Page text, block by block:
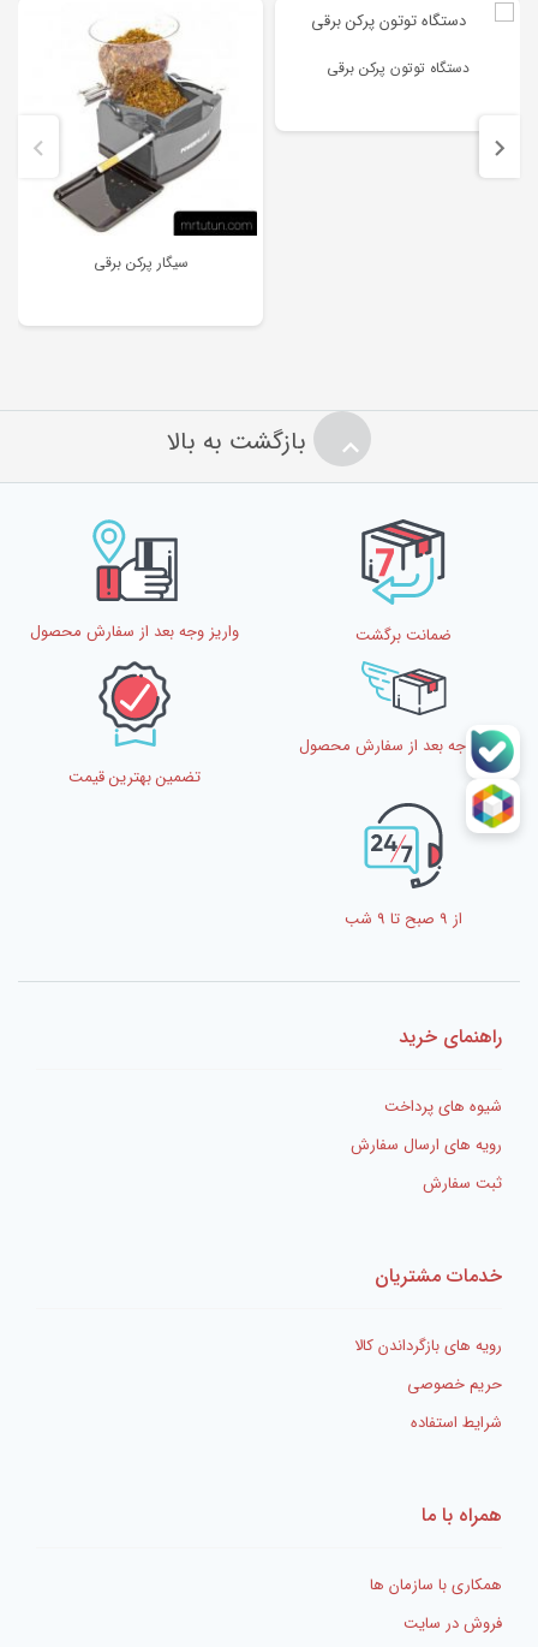
نشانی ایمیل شما منتشر نخواهد شد.
بخش‌های موردنیاز علامت‌گذاری
شده‌اند*
دیدگاه شما
سیگار پرکن برقی
دستگاه توتون پرکن برقی
بازگشت به بالا
ضمانت برگشت واریز وجه بعد از سفارش محصول
واریز وجه بعد از سفارش محصول
تضمین بهترین قیمت
از 9 صبح تا 9 شب
راهنمای خرید
شیوه های پرداخت
رویه های ارسال سفارش
ثبت سفارش
خدمات مشتریان
رویه های بازگرداندن کالا
حریم خصوصی
شرایط استفاده
همراه با ما
همکاری با سازمان ها
فروش در سایت